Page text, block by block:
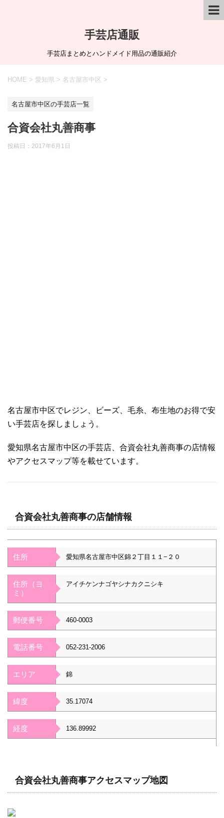
手芸店通販
手芸店まとめとハンドメイド用品の通販紹介
HOME > 愛知県 > 名古屋市中区 >
名古屋市中区の手芸店一覧
合資会社丸善商事
投稿日： 2017年6月1日
名古屋市中区でレジン、ビーズ、毛糸、布生地のお得で安
い手芸店を探しましょう。
愛知県名古屋市中区の手芸店、合資会社丸善商事の店情報
やアクセスマップ等を載せています。
合資会社丸善商事の店舗情報
住所 愛知県名古屋市中区錦２丁目１１−２０
住所（ヨ
ミ）
アイチケンナゴヤシナカクニシキ
郵便番号 460-0003
電話番号 052-231-2006
エリア 錦
緯度 35.17074
経度 136.89992
合資会社丸善商事アクセスマップ地図